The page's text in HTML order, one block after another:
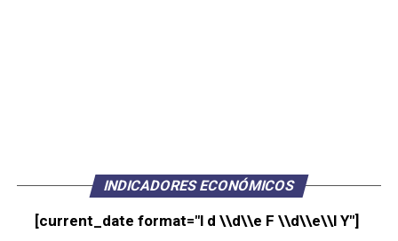
INDICADORES ECONÓMICOS
[current_date format="l d \\d\\e F \\d\\e\\l Y"]